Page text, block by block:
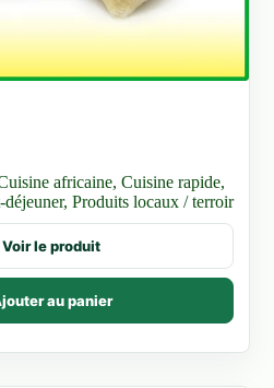
africaine,Cuisine rapide,
déjeuner,Produits locaux / terroir
Voir le produit
au panier